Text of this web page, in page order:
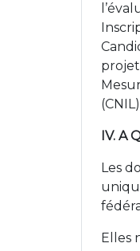
IV. A
Les
Elles